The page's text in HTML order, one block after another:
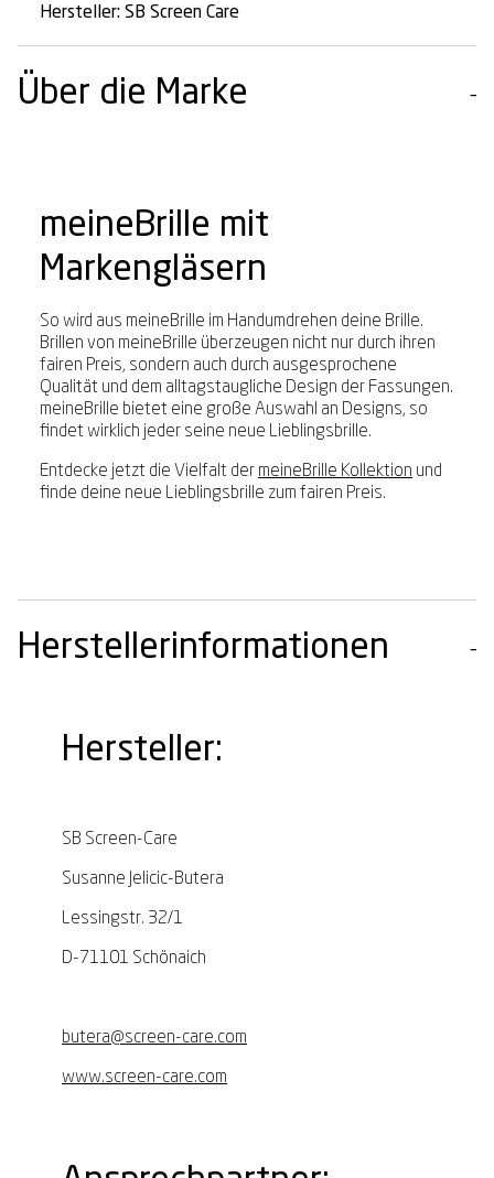
Hersteller: SB Screen Care
Über die Marke
meineBrille mit
Markengläsern
So wird aus meineBrille im Handumdrehen deine Brille.
Brillen von meineBrille überzeugen nicht nur durch ihren
fairen Preis, sondern auch durch ausgesprochene
Qualität und dem alltagstaugliche Design der Fassungen.
meineBrille bietet eine große Auswahl an Designs, so
findet wirklich jeder seine neue Lieblingsbrille.
Entdecke jetzt die Vielfalt der meineBrille Kollektion und
finde deine neue Lieblingsbrille zum fairen Preis.
Herstellerinformationen
Hersteller:
SB Screen-Care
Susanne Jelicic-Butera
Lessingstr. 32/1
D-71101 Schönaich
butera@screen-care.com
www.screen-care.com